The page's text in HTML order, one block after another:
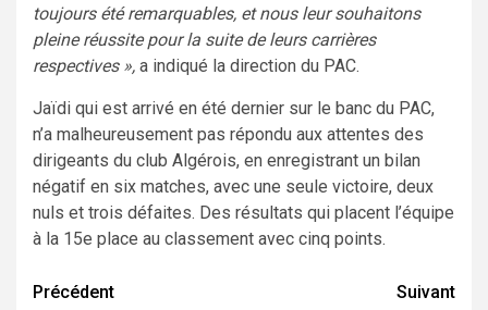
toujours été remarquables, et nous leur souhaitons
pleine réussite pour la suite de leurs carrières
respectives », a indiqué la direction du PAC.
Jaïdi qui est arrivé en été dernier sur le banc du PAC,
n’a malheureusement pas répondu aux attentes des
dirigeants du club Algérois, en enregistrant un bilan
négatif en six matches, avec une seule victoire, deux
nuls et trois défaites. Des résultats qui placent l’équipe
à la 15e place au classement avec cinq points.
Navigation
Précédent
Suivant